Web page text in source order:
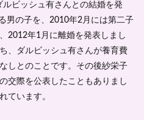
ビッシュ有さんとの結婚を発
男の子を、2010年2月には第二子
2012年1月に離婚を発表しまし
、ダルビッシュ有さんが養育費
しとのことです。その後紗栄子
交際を公表したこともありまし
ています。